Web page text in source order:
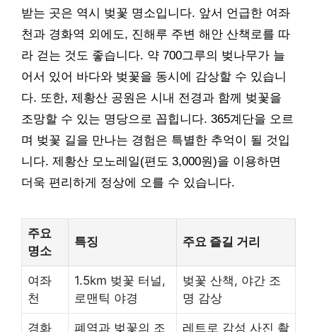
받는 곳은 역시 벚꽃 명소입니다. 앞서 언급한 여좌
천과 경화역 외에도, 진해루 주변 해안 산책로를 따
라 걷는 것도 좋습니다. 약 700그루의 벚나무가 늘
어서 있어 바다와 벚꽃을 동시에 감상할 수 있습니
다. 또한, 제황산 공원은 시내 전경과 함께 벚꽃을
조망할 수 있는 명당으로 꼽힙니다. 365계단을 오르
며 벚꽃 길을 만나는 경험은 특별한 추억이 될 것입
니다. 제황산 모노레일(편도 3,000원)을 이용하면
더욱 편리하게 정상에 오를 수 있습니다.
주요
명소
특징 주요 즐길 거리
여좌
천
1.5km 벚꽃 터널,
로맨틱 야경
벚꽃 산책, 야간 조
명 감상
경화
폐역과 벚꽃의 조
레트로 감성 사진 촬